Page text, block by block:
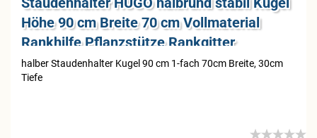
Höhe 90 cm Brei­te 70 cm Voll­ma­te­ri­al
Rank­hil­fe Pflanz­stüt­ze Rank­git­ter
hal­ber Stau­den­hal­ter Kugel 90 cm 1-​fach 70cm Brei­te, 30cm
Tiefe